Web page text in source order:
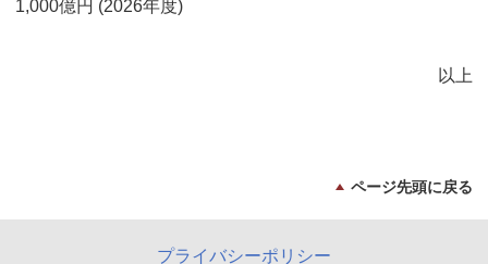
1,000億円 (2026年度)
以上
ページ先頭に戻る
プライバシーポリシー